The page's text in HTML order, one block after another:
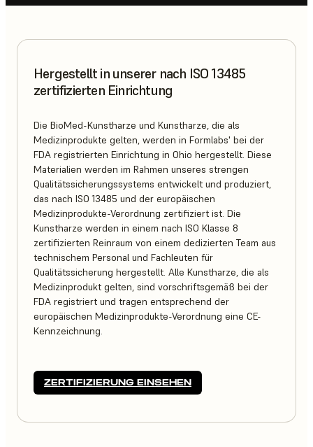
Hergestellt in unserer nach ISO 13485
zertifizierten Einrichtung
Die BioMed-Kunstharze und Kunstharze, die als
Medizinprodukte gelten, werden in Formlabs' bei der
FDA registrierten Einrichtung in Ohio hergestellt. Diese
Materialien werden im Rahmen unseres strengen
Qualitätssicherungssystems entwickelt und produziert,
das nach ISO 13485 und der europäischen
Medizinprodukte-Verordnung zertifiziert ist. Die
Kunstharze werden in einem nach ISO Klasse 8
zertifizierten Reinraum von einem dedizierten Team aus
technischem Personal und Fachleuten für
Qualitätssicherung hergestellt. Alle Kunstharze, die als
Medizinprodukt gelten, sind vorschriftsgemäß bei der
FDA registriert und tragen entsprechend der
europäischen Medizinprodukte-Verordnung eine CE-
Kennzeichnung.
ZERTIFIZIERUNG EINSEHEN